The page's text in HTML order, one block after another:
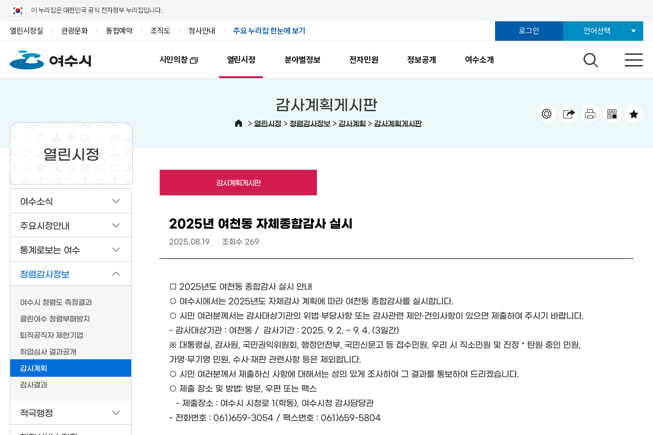
이 누리집은 대한민국 공식 전자정부 누리집입니다.
열린시장실 관광문화 통합예약 조직도 청사안내 주요 누리집 한눈에 보기 로그인 언어선택
시민의창 열린시정 분야별정보 전자민원 정보공개 여수소개
열린시정
여수소식
주요시정안내
통계로보는 여수
청렴감사정보
여수시 청렴도 측정결과
클린여수 청렴부패방지
퇴직공직자 제한기업
취업심사 결과공개
감사계획
감사결과
적극행정
감사계획게시판
> 열린시정 > 청렴감사정보 > 감사계획 > 감사계획게시판
감사계획게시판
2025년 여천동 자체종합감사 실시
2025.08.19 조회수 269
□ 2025년도 여천동 종합감사 실시 안내
○ 여수시에서는 2025년도 자체감사 계획에 따라 여천동 종합감사를 실시합니다.
○ 시민 여러분께서는 감사대상기관의 위법·부당사항 또는 감사관련 제안·건의사항이 있으면 제출하여 주시기 바랍니다.
- 감사대상기관 : 여천동 / 감사기간 : 2025. 9. 2. ~ 9. 4. (3일간)
※ 대통령실, 감사원, 국민권익위원회, 행정안전부, 국민신문고 등 접수민원, 우리 시 직소민원 및 진정‧탄원 중인 민원,
가명·무기명 민원, 수사·재판 관련사항 등은 제외합니다.
○ 시민 여러분께서 제출하신 사항에 대해서는 성의 있게 조사하여 그 결과를 통보하여 드리겠습니다.
○ 제출 장소 및 방법: 방문, 우편 또는 팩스
- 제출장소 : 여수시 시청로 1(학동), 여수시청 감사담당관
- 전화번호 : 061)659-3054 / 팩스번호 : 061)659-5804